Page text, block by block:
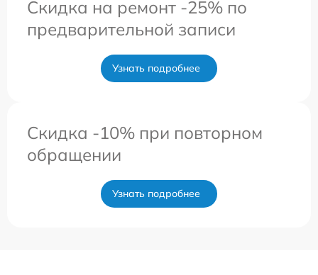
Скидка на ремонт -25% по
предварительной записи
Узнать подробнее
Скидка -10% при повторном
обращении
Узнать подробнее